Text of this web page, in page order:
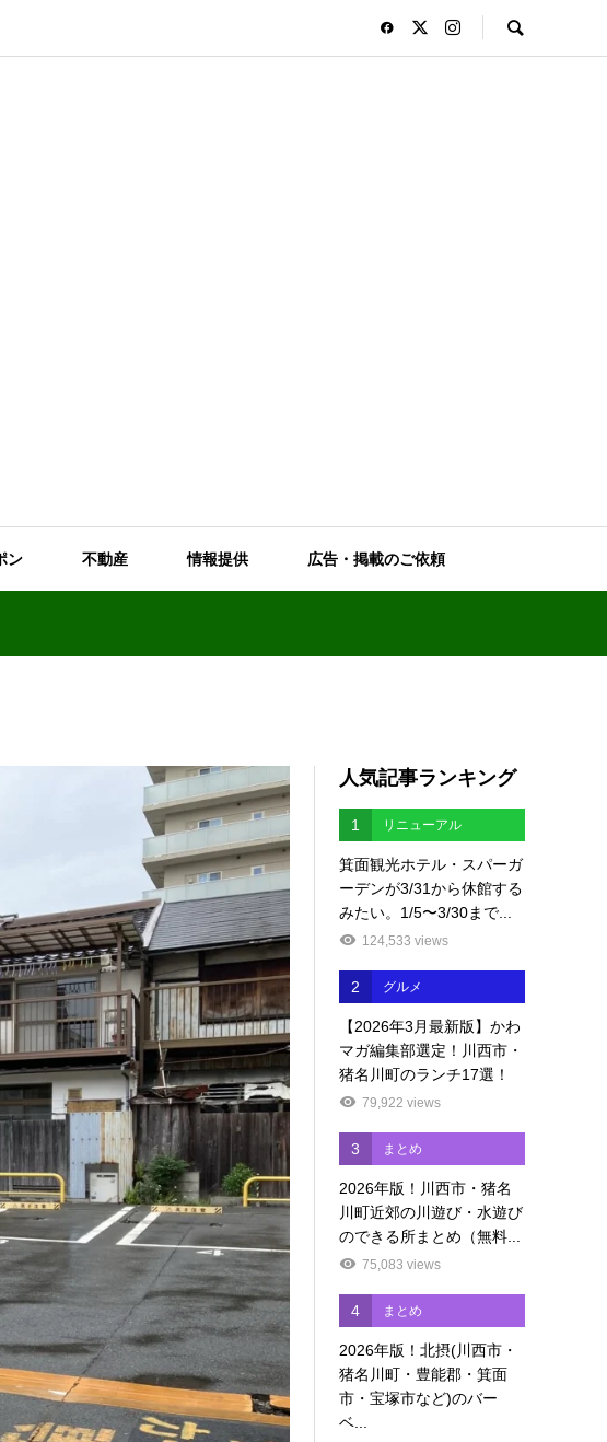
ン 不動産 情報提供 広告・掲載のご依頼
人気記事ランキング
1 リニューアル
箕面観光ホテル・スパーガ
ーデンが3/31から休館する
みたい。1/5〜3/30まで...
124,533 views
2 グルメ
【2026年3月最新版】かわ
マガ編集部選定！川西市・
猪名川町のランチ17選！
79,922 views
3 まとめ
2026年版！川西市・猪名
川町近郊の川遊び・水遊び
のできる所まとめ（無料...
75,083 views
4 まとめ
2026年版！北摂(川西市・
猪名川町・豊能郡・箕面
市・宝塚市など)のバー
ベ...